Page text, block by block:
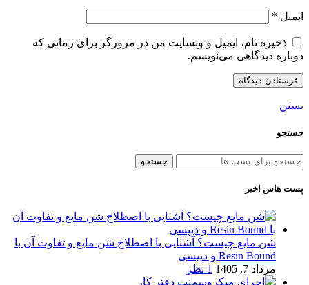
ایمیل *
ذخیره نام، ایمیل و وبسایت من در مرورگر برای زمانی که
دوباره دیدگاهی می‌نویسم.
بستن
جستجو
جستجو
پست هاس اخیر
شن مایع چیست؟ آشنایی با اصطلاح شن مایع و تفاوت آن با
Resin Bound و دیپسی
مرداد 7, 1405
1 نظر